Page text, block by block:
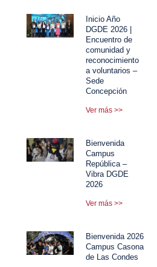
Inicio Año
DGDE 2026 |
Encuentro de
comunidad y
reconocimiento
a voluntarios –
Sede
Concepción
Ver más >>
Bienvenida
Campus
República –
Vibra DGDE
2026
Ver más >>
Bienvenida 2026
Campus Casona
de Las Condes